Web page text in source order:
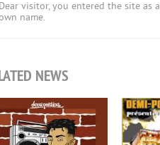
Dear visitor, you entered the site as
name.
NEWS